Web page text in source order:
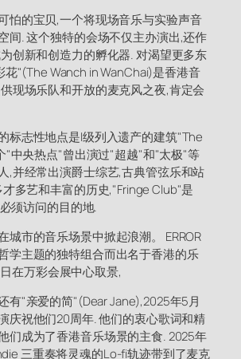
怕的宝贝,一个将现场音乐与实验声音
间. 这个独特的会场不仅主办演出,还作
创新和创造力的孵化器. 对渴望更多东
花"(The Wanch in WanChai)是香港音
现场乐队和开放的麦克风之夜,肯定会
标志性地点是I级列入遗产的建筑"The
"中央热点"曾出演过"超越"和"太极"等
,并经常出演爵士综艺,古典管弦乐和站
多艺和丰富的历史,"Fringe Club"是
须访问的目的地.
城市的音乐场景中掀起浪潮。 ERROR
学主题的独特组合而出名于香港的乐
在万彩会展中心取景,
有"亲爱的简"(Dear Jane),2025年5月
庆祝他们20周年. 他们的衷心歌词和精
们成为了香港音乐场景的主食. 2025年
三重奏将灵魂的Lo-fi轨迹带到了麦克